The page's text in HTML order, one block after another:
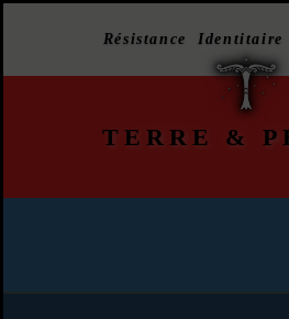
Résistance Identitaire
TERRE &